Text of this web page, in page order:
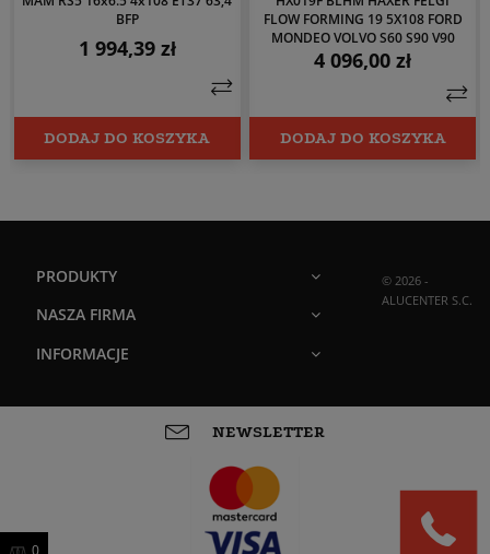
BFP
Cena
1 994,39 zł
DODAJ DO KOSZYKA
FLOW FORMING 19 5X108 FORD
MONDEO VOLVO S60 S90 V90
Cena
4 096,00 zł
DODAJ DO KOSZYKA
PRODUKTY
NASZA FIRMA
INFORMACJE
© 2026 -
ALUCENTER S.C.
NEWSLETTER
0